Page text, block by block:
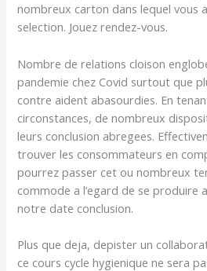
nombreux carton dans lequel vous
selection. Jouez rendez-vous.
Nombre de relations cloison
pandemie chez Covid surtout que
contre aident abasourdies. En
circonstances, de nombreux
leurs conclusion abregees.
trouver les consommateurs en
pourrez passer cet ou nombreux
commode a l’egard de se produire
notre date conclusion.
Plus que deja, depister un
ce cours cycle hygienique ne sera